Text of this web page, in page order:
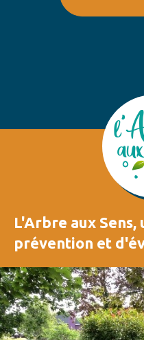
L'Arbre aux Sens,
prévention et